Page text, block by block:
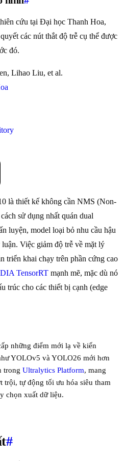
cứu tại Đại học Thanh Hoa,
các nút thắt độ trễ cụ thể được
đó.
Lihao Liu, et al.
là thiết kế không cần NMS (Non-
sử dụng nhất quán dual
luyện, model loại bỏ nhu cầu hậu
Việc giảm độ trễ về mặt lý
triển khai chạy trên phần cứng cao
TensorRT mạnh mẽ, mặc dù nó
trúc cho các thiết bị cạnh (edge
những điểm mới lạ về kiến
YOLOv5 và YOLO26 mới hơn
trong Ultralytics Platform, mang
trội, tự động tối ưu hóa siêu tham
chọn xuất dữ liệu.
#